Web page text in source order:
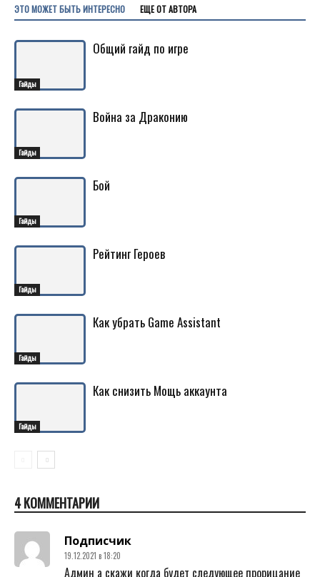
ЭТО МОЖЕТ БЫТЬ ИНТЕРЕСНО ЕЩЕ ОТ АВТОРА
Гайды
Общий гайд по игре
Гайды
Война за Драконию
Гайды
Бой
Гайды
Рейтинг Героев
Гайды
Как убрать Game Assistant
Гайды
Как снизить Мощь аккаунта
4 КОММЕНТАРИИ
Подписчик
19.12.2021 в 18:20
Админ а скажи когда будет следующее прорицание